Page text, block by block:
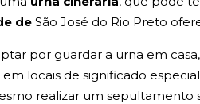
de São José do Rio Preto
por guardar a urna em
em locais de significado
realizar um sepultamento